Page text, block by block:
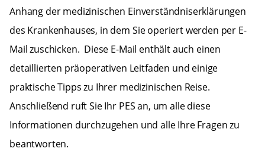
Anhang der medizinischen Einverständniserklärungen
des Krankenhauses, in dem Sie operiert werden per E-
Mail zuschicken. Diese E-Mail enthält auch einen
detaillierten präoperativen Leitfaden und einige
praktische Tipps zu Ihrer medizinischen Reise.
Anschließend ruft Sie Ihr PES an, um alle diese
Informationen durchzugehen und alle Ihre Fragen zu
beantworten.